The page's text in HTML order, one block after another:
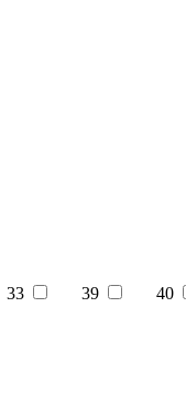
33 39 40